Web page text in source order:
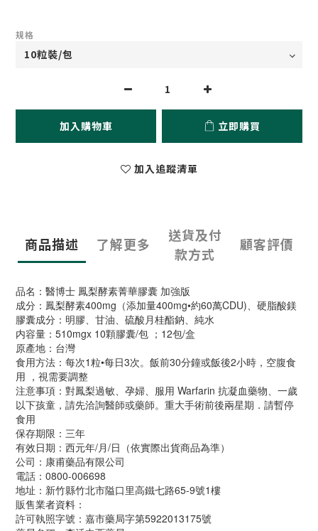
規格
加入購物車 立即購買
加入追蹤清單
商品描述 了解更多
送貨及付
款方式
顧客評價
品名：醫博士 鳳梨酵素菁華膠囊 加強版
成分：鳳梨酵素400mg（添加量400mg•約60萬CDU)、硬脂酸鎂
膠囊成分：明膠、甘油、硫酸月桂酯鈉、純水
内容量：510mgx 10顆膠囊/包 ；12包/盒
原產地：台灣
食用方法：每次1粒•每日3次。飯前30分鐘或飯後2小時，空腹食
用 ，視需要調整
注意事項：對鳳梨過敏、孕婦、服用 Warfarin 抗凝血藥物、一歲
以下孩童，請先洽詢醫師或藥師。重大手術前後兩星期．請暫停
食用
保存期限：三年
有效日期：西元年/月/日（依實際出貨商品為準）
公司：康甫藥品有限公司
電話：0800-006698
地址：新竹縣竹北市隘口里高鐵七路65-9號1樓
販售業者資料：
許可執照字號：嘉市藥局字第5922013175號